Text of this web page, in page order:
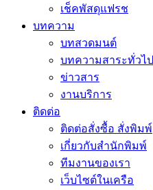
เช็คพัสดุแฟรช
บทความ
บทสวดมนต์
บทความสาระทั่วไป
ข่าวสาร
งานบริการ
ติดต่อ
ติดต่อสั่งซื้อ สั่งพิมพ์
เกี่ยวกับสำนักพิมพ์
ทีมงานของเรา
เว็บไซต์ในเครือ